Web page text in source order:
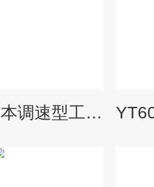
YT600S-1A基本调速型工业蠕动泵